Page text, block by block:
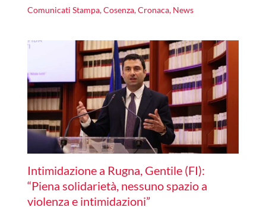
Comunicati Stampa,Cosenza,Cronaca, News
Intimidazione a Rugna, Gentile (FI):
“Piena solidarietà, nessuno spazio a
violenza e intimidazioni”